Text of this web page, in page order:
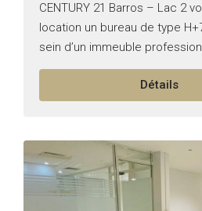
CENTURY 21 Barros – Lac 2
location un bureau de type
sein d’un immeuble
– Suite de direction...
Détails